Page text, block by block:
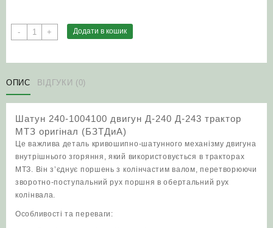
-
Шатун
240-
Д-240
Д-243
МТЗ
оригінал
(БЗТДиА)
кількість
+ Додати в кошик
ОПИС ВІДГУКИ (0)
Шатун 240-1004100 двигун Д-240 Д-243 трактор
МТЗ оригінал (БЗТДиА)
Це важлива деталь кривошипно-шатунного механізму двигуна
внутрішнього згоряння, який використовується в тракторах
МТЗ. Він з’єднує поршень з колінчастим валом, перетворюючи
зворотно-поступальний рух поршня в обертальний рух
колінвала.
Особливості та переваги: